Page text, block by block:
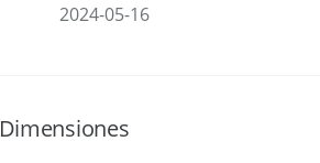
2024-05-16
Dimensiones